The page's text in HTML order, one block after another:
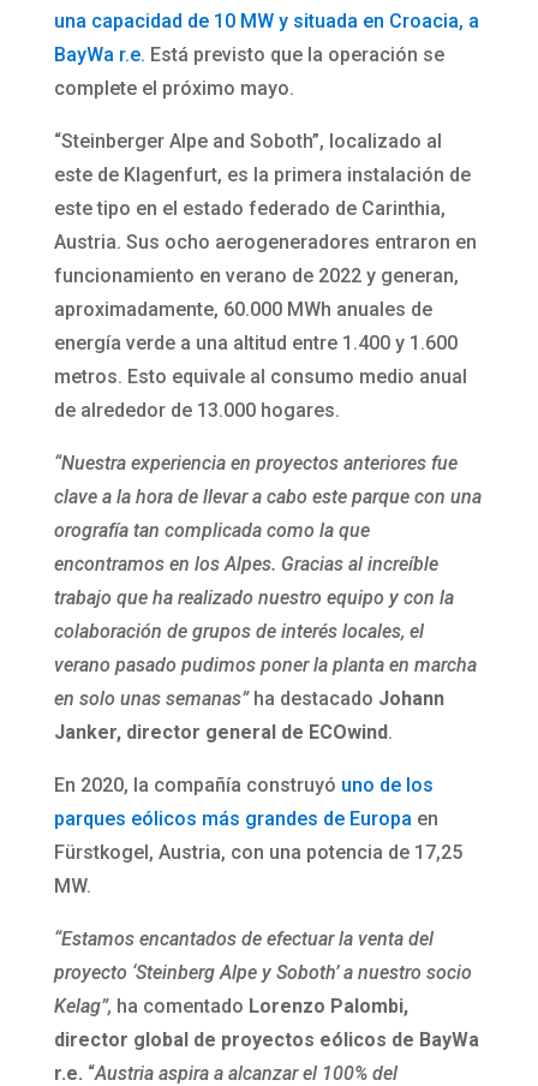
una capacidad de 10 MW y situada en Croacia, a
BayWa r.e. Está previsto que la operación se
complete el próximo mayo.
“Steinberger Alpe and Soboth”, localizado al
este de Klagenfurt, es la primera instalación de
este tipo en el estado federado de Carinthia,
Austria. Sus ocho aerogeneradores entraron en
funcionamiento en verano de 2022 y generan,
aproximadamente, 60.000 MWh anuales de
energía verde a una altitud entre 1.400 y 1.600
metros. Esto equivale al consumo medio anual
de alrededor de 13.000 hogares.
“Nuestra experiencia en proyectos anteriores fue
clave a la hora de llevar a cabo este parque con una
orografía tan complicada como la que
encontramos en los Alpes. Gracias al increíble
trabajo que ha realizado nuestro equipo y con la
colaboración de grupos de interés locales, el
verano pasado pudimos poner la planta en marcha
en solo unas semanas” ha destacado Johann
Janker, director general de ECOwind.
En 2020, la compañía construyó uno de los
parques eólicos más grandes de Europa en
Fürstkogel, Austria, con una potencia de 17,25
MW.
“Estamos encantados de efectuar la venta del
proyecto ‘Steinberg Alpe y Soboth’ a nuestro socio
Kelag”, ha comentado Lorenzo Palombi,
director global de proyectos eólicos de BayWa
r.e. “Austria aspira a alcanzar el 100% del